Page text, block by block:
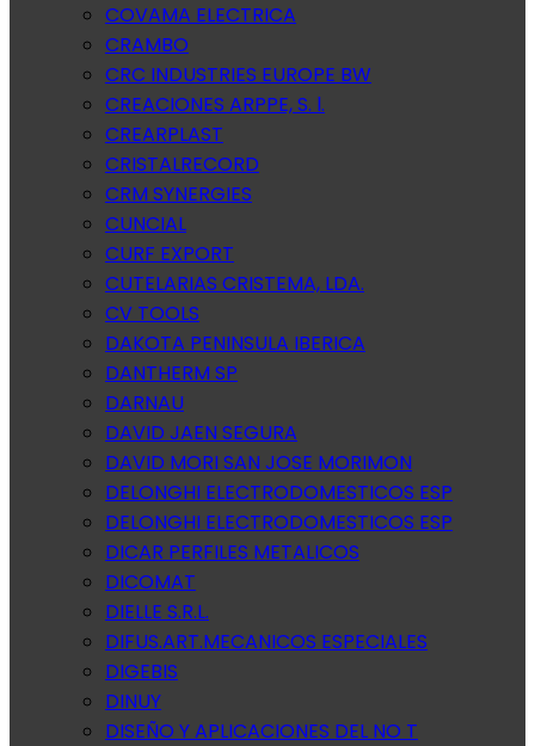
COVAMA ELECTRICA
CRAMBO
CRC INDUSTRIES EUROPE BW
CREACIONES ARPPE, S. l.
CREARPLAST
CRISTALRECORD
CRM SYNERGIES
CUNCIAL
CURF EXPORT
CUTELARIAS CRISTEMA, LDA.
CV TOOLS
DAKOTA PENINSULA IBERICA
DANTHERM SP
DARNAU
DAVID JAEN SEGURA
DAVID MORI SAN JOSE MORIMON
DELONGHI ELECTRODOMESTICOS ESP
DELONGHI ELECTRODOMESTICOS ESP
DICAR PERFILES METALICOS
DICOMAT
DIELLE S.R.L.
DIFUS.ART.MECANICOS ESPECIALES
DIGEBIS
DINUY
DISEÑO Y APLICACIONES DEL NO T